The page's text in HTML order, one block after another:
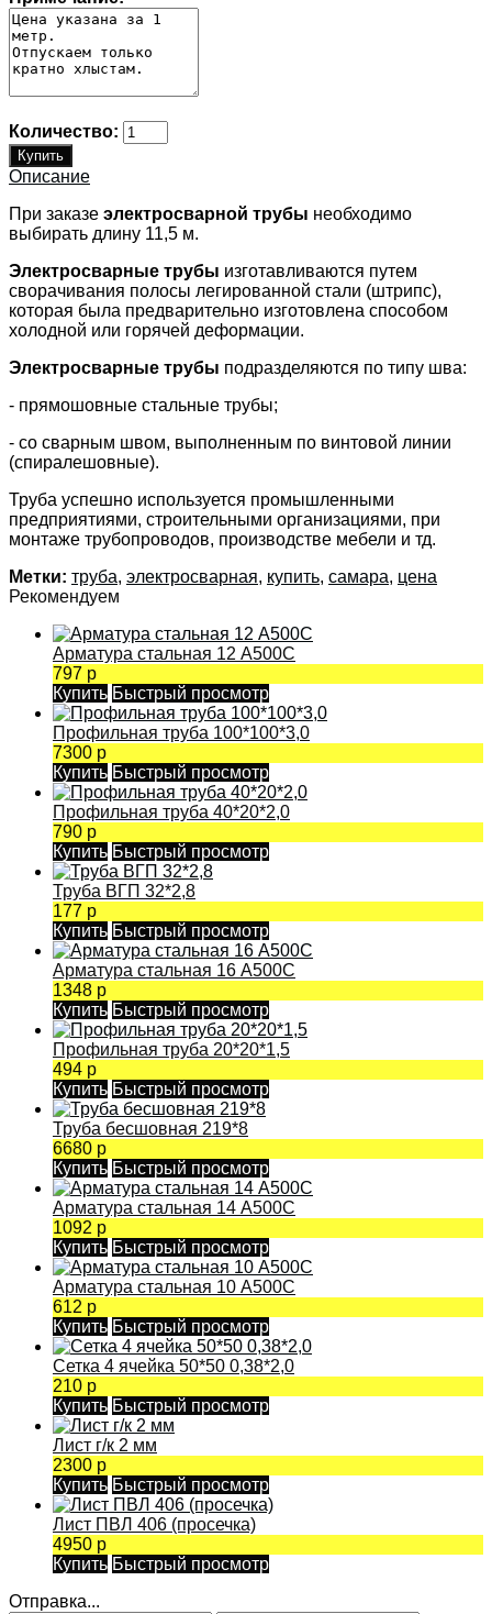
Количество:
Описание
При заказе электросварной трубы необходимо
выбирать длину 11,5 м.
Электросварные трубы изготавливаются путем
сворачивания полосы легированной стали (штрипс),
которая была предварительно изготовлена способом
холодной или горячей деформации.
Электросварные трубы подразделяются по типу шва:
- прямошовные стальные трубы;
- со сварным швом, выполненным по винтовой линии
(спиралешовные).
Труба успешно используется промышленными
предприятиями, строительными организациями, при
монтаже трубопроводов, производстве мебели и тд.
Метки: труба, электросварная, купить, самара, цена
Рекомендуем
Арматура стальная 12 А500С
797 р
Купить Быстрый просмотр
Профильная труба 100*100*3,0
7300 р
Купить Быстрый просмотр
Профильная труба 40*20*2,0
790 р
Купить Быстрый просмотр
Труба ВГП 32*2,8
177 р
Купить Быстрый просмотр
Арматура стальная 16 А500С
1348 р
Купить Быстрый просмотр
Профильная труба 20*20*1,5
494 р
Купить Быстрый просмотр
Труба бесшовная 219*8
6680 р
Купить Быстрый просмотр
Арматура стальная 14 А500С
1092 р
Купить Быстрый просмотр
Арматура стальная 10 А500С
612 р
Купить Быстрый просмотр
Сетка 4 ячейка 50*50 0,38*2,0
210 р
Купить Быстрый просмотр
Лист г/к 2 мм
2300 р
Купить Быстрый просмотр
Лист ПВЛ 406 (просечка)
4950 р
Купить Быстрый просмотр
Отправка...